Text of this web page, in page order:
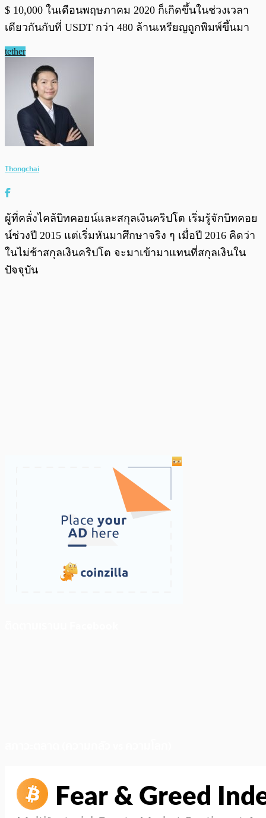
$ 10,000 ในเดือนพฤษภาคม 2020 ก็เกิดขึ้นในช่วงเวลา
เดียวกันกับที่ USDT กว่า 480 ล้านเหรียญถูกพิมพ์ขึ้นมา
tether
Thongchai
ผู้ที่คลั่งไคล้บิทคอยน์และสกุลเงินคริปโต เริ่มรู้จักบิทคอย
น์ช่วงปี 2015 แต่เริ่มหันมาศึกษาจริง ๆ เมื่อปี 2016 คิดว่า
ในไม่ช้าสกุลเงินคริปโต จะมาเข้ามาแทนที่สกุลเงินใน
ปัจจุบัน